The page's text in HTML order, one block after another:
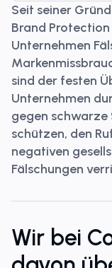
Seit seiner
Brand
Unternehmen
sind der festen
Unternehmen
gegen
schützen, den
negativen
Fälschungen
Wir bei